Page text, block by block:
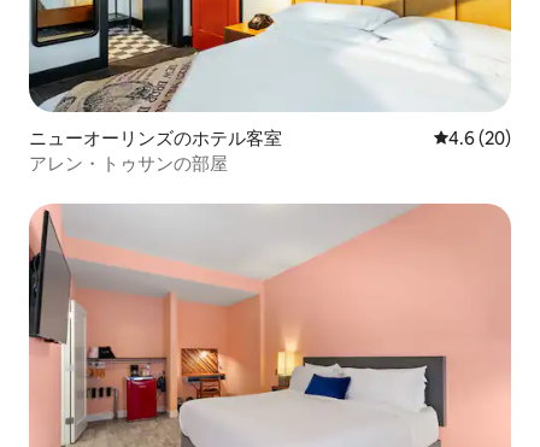
ニューオーリンズのホテル客室 レビュー20
4.6 (20)
アレン・トゥサンの部屋